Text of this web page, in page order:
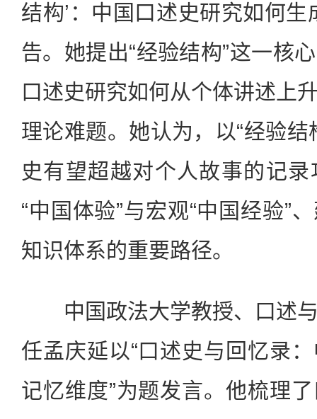
结构’：中国口述史研究如何生
告。她提出“经验结构”这一核
口述史研究如何从个体讲述上
理论难题。她认为，以“经验结
史有望超越对个人故事的记
“中国体验”与宏观“中国经验”
知识体系的重要路径。
中国政法大学教授、口述与
任孟庆延以“口述史与回忆录
记忆维度”为题发言。他梳理